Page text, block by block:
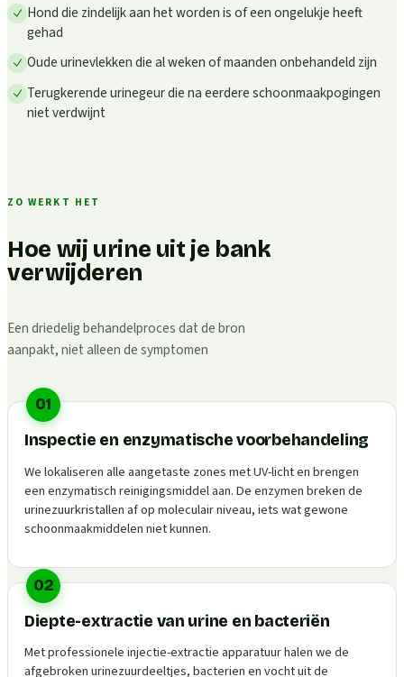
Hond die zindelijk aan het worden is of een ongelukje heeft
gehad
Oude urinevlekken die al weken of maanden onbehandeld zijn
Terugkerende urinegeur die na eerdere schoonmaakpogingen
niet verdwijnt
ZO WERKT HET
Hoe wij urine uit je bank
verwijderen
Een driedelig behandelproces dat de bron
aanpakt, niet alleen de symptomen
01
Inspectie en enzymatische voorbehandeling
We lokaliseren alle aangetaste zones met UV-licht en brengen
een enzymatisch reinigingsmiddel aan. De enzymen breken de
urinezuurkristallen af op moleculair niveau, iets wat gewone
schoonmaakmiddelen niet kunnen.
02
Diepte-extractie van urine en bacteriën
Met professionele injectie-extractie apparatuur halen we de
afgebroken urinezuurdeeltjes, bacterien en vocht uit de